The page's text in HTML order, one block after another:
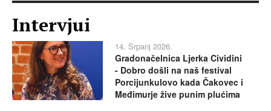
Intervjui
14. Srpanj 2026.
Gradonačelnica Ljerka Cividini
- Dobro došli na naš festival
Porcijunkulovo kada Čakovec i
Međimurje žive punim plućima